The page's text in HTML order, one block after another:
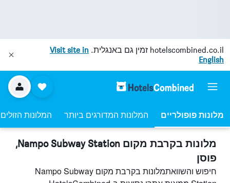
hotelscombined.co.il זמין גם באנגלית. Visit site in
English
מלונות פופולריים המלונות המדורגים ביותר המלונות
מלונות בקרבת מקום Nampo Subway Station,
פוסן
חיפוש והשוואתמלונות בקרבת מקום Nampo Subway